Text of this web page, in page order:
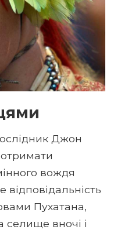
Джон
вождя
відповідальність
Пухатана,
селище вночі і